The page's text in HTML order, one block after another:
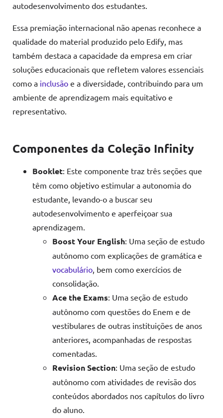
autodesenvolvimento dos estudantes.
Essa premiação internacional não apenas reconhece a
qualidade do material produzido pelo Edify, mas
também destaca a capacidade da empresa em criar
soluções educacionais que refletem valores essenciais
como a inclusão e a diversidade, contribuindo para um
ambiente de aprendizagem mais equitativo e
representativo.
Componentes da Coleção Infinity
Booklet: Este componente traz três seções que
têm como objetivo estimular a autonomia do
estudante, levando-o a buscar seu
autodesenvolvimento e aperfeiçoar sua
aprendizagem.
Boost Your English: Uma seção de estudo
autônomo com explicações de gramática e
vocabulário , bem como exercícios de
consolidação.
Ace the Exams: Uma seção de estudo
autônomo com questões do Enem e de
vestibulares de outras instituições de anos
anteriores, acompanhadas de respostas
comentadas.
Revision Section: Uma seção de estudo
autônomo com atividades de revisão dos
conteúdos abordados nos capítulos do livro
do aluno.